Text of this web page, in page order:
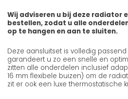
Wij adviseren u bij deze radiator
bestellen, zodat u alle
op te hangen en aan te sluiten.
Deze aansluitset is volledig
garandeert u zo een snelle en
zitten alle onderdelen inclusief
16 mm flexibele buizen) om de
zit er ook een luxe thermostatische